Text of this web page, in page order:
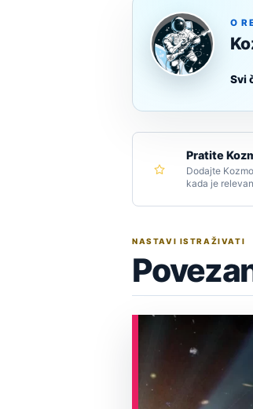
O
Svi
Pratite
Dodajte
kada je
NASTAVI ISTRAŽIVATI